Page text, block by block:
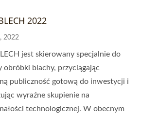
2022
2022
jest skierowany specjalnie do
obróbki blachy, przyciągając
publiczność gotową do inwestycji i
wyraźne skupienie na
technologicznej. W obecnym